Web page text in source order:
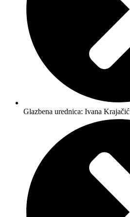
Glazbena urednica: Ivana Krajačić